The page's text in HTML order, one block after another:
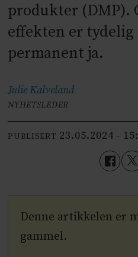
produkter (DMP).
effekten er
permanent ja.
JulieKalveland
NYHETSLEDER
PUBLISERT 23.05.2024 -
Denne artikkelen er
gammel.